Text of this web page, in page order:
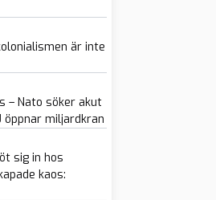
är inte
– Nato söker akut
öppnar miljardkran
sig in hos
kaos: